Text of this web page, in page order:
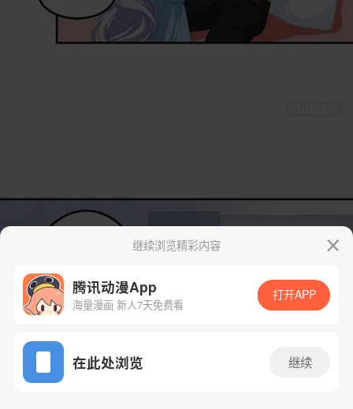
App免费看
继续浏览精彩内容
腾讯动漫App
海量漫画 新人7天免费看
打开APP
在此处浏览 继续